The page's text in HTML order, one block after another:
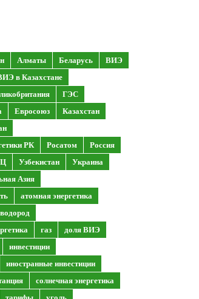
Алматы Беларусь
ВИЭ
в Казахстане
ГЭС
Евросоюз
Казахстан
РК
Росатом
Россия
Узбекистан
Украина
Азия
атомная энергетика
водород
газ
доля ВИЭ
инвестиции
иностранные инвестиции
солнечная энергетика
тарифы уголь